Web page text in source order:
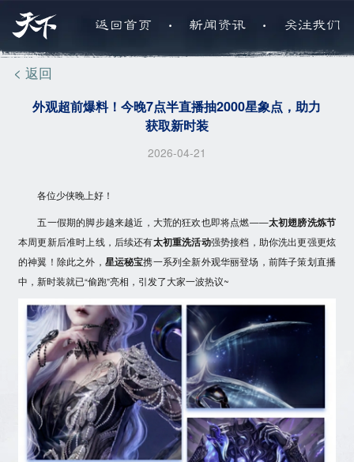
返回首页 . 新闻资讯 . 关注我们
< 返回
外观超前爆料！今晚7点半直播抽2000星象点，助力
获取新时装
2026-04-21
各位少侠晚上好！
五一假期的脚步越来越近，大荒的狂欢也即将点燃——太初翅膀洗炼节
本周更新后准时上线，后续还有太初重洗活动强势接档，助你洗出更强更炫
的神翼！除此之外， 星运秘宝携一系列全新外观华丽登场，前阵子策划直播
中，新时装就已“偷跑”亮相，引发了大家一波热议~